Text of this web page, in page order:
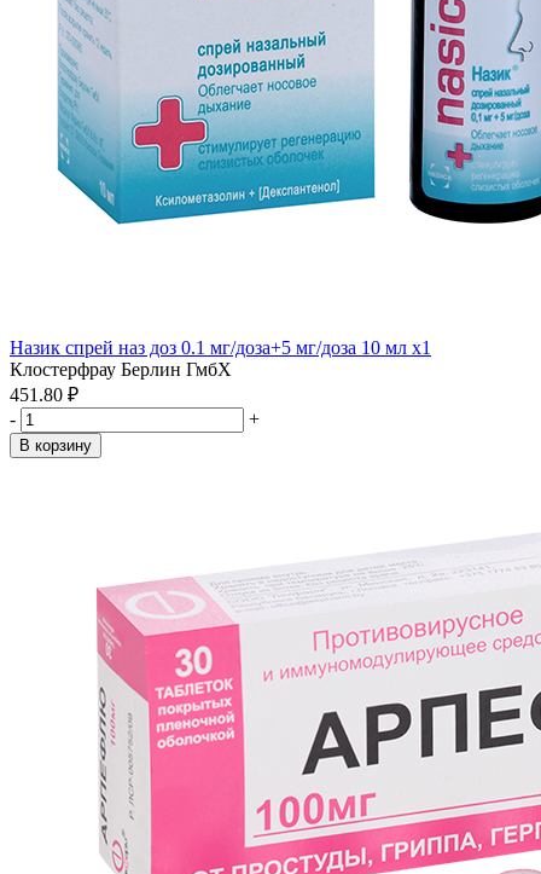
Назик спрей наз доз 0.1 мг/доза+5 мг/доза 10 мл x1
Клостерфрау Берлин ГмбХ
451.80 ₽
-
+
В корзину